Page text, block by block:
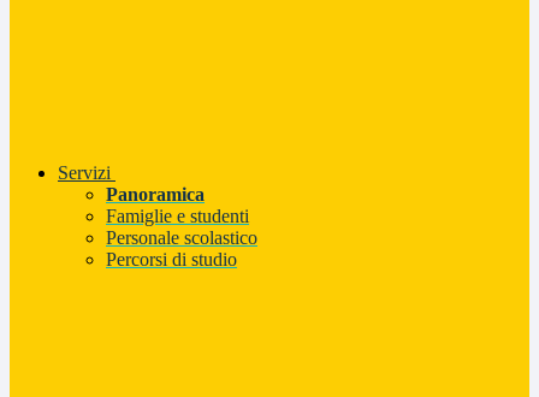
Servizi
Panoramica
Famiglie e studenti
Personale scolastico
Percorsi di studio